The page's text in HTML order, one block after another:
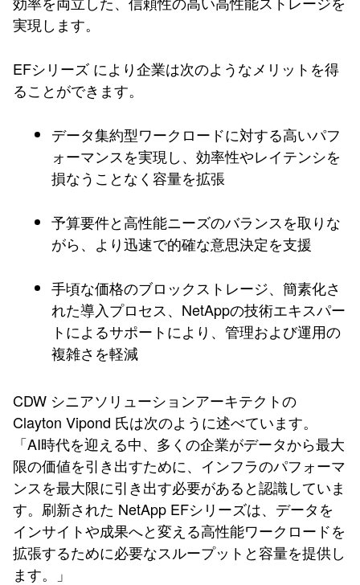
実現します。
EFシリーズ により企業は次のようなメリットを得
ることができます。
データ集約型ワークロードに対する高いパフ
ォーマンスを実現し、効率性やレイテンシを
損なうことなく容量を拡張
予算要件と高性能ニーズのバランスを取りな
がら、より迅速で的確な意思決定を支援
手頃な価格のブロックストレージ、簡素化さ
れた導入プロセス、NetAppの技術エキスパー
トによるサポートにより、管理および運用の
複雑さを軽減
CDW シニアソリューションアーキテクトの
Clayton Vipond 氏は次のように述べています。
「AI時代を迎える中、多くの企業がデータから最大
限の価値を引き出すために、インフラのパフォーマ
ンスを最大限に引き出す必要があると認識していま
す。刷新された NetApp EFシリーズは、データを
インサイトや成果へと変える高性能ワークロードを
拡張するために必要なスループットと容量を提供し
ます。」